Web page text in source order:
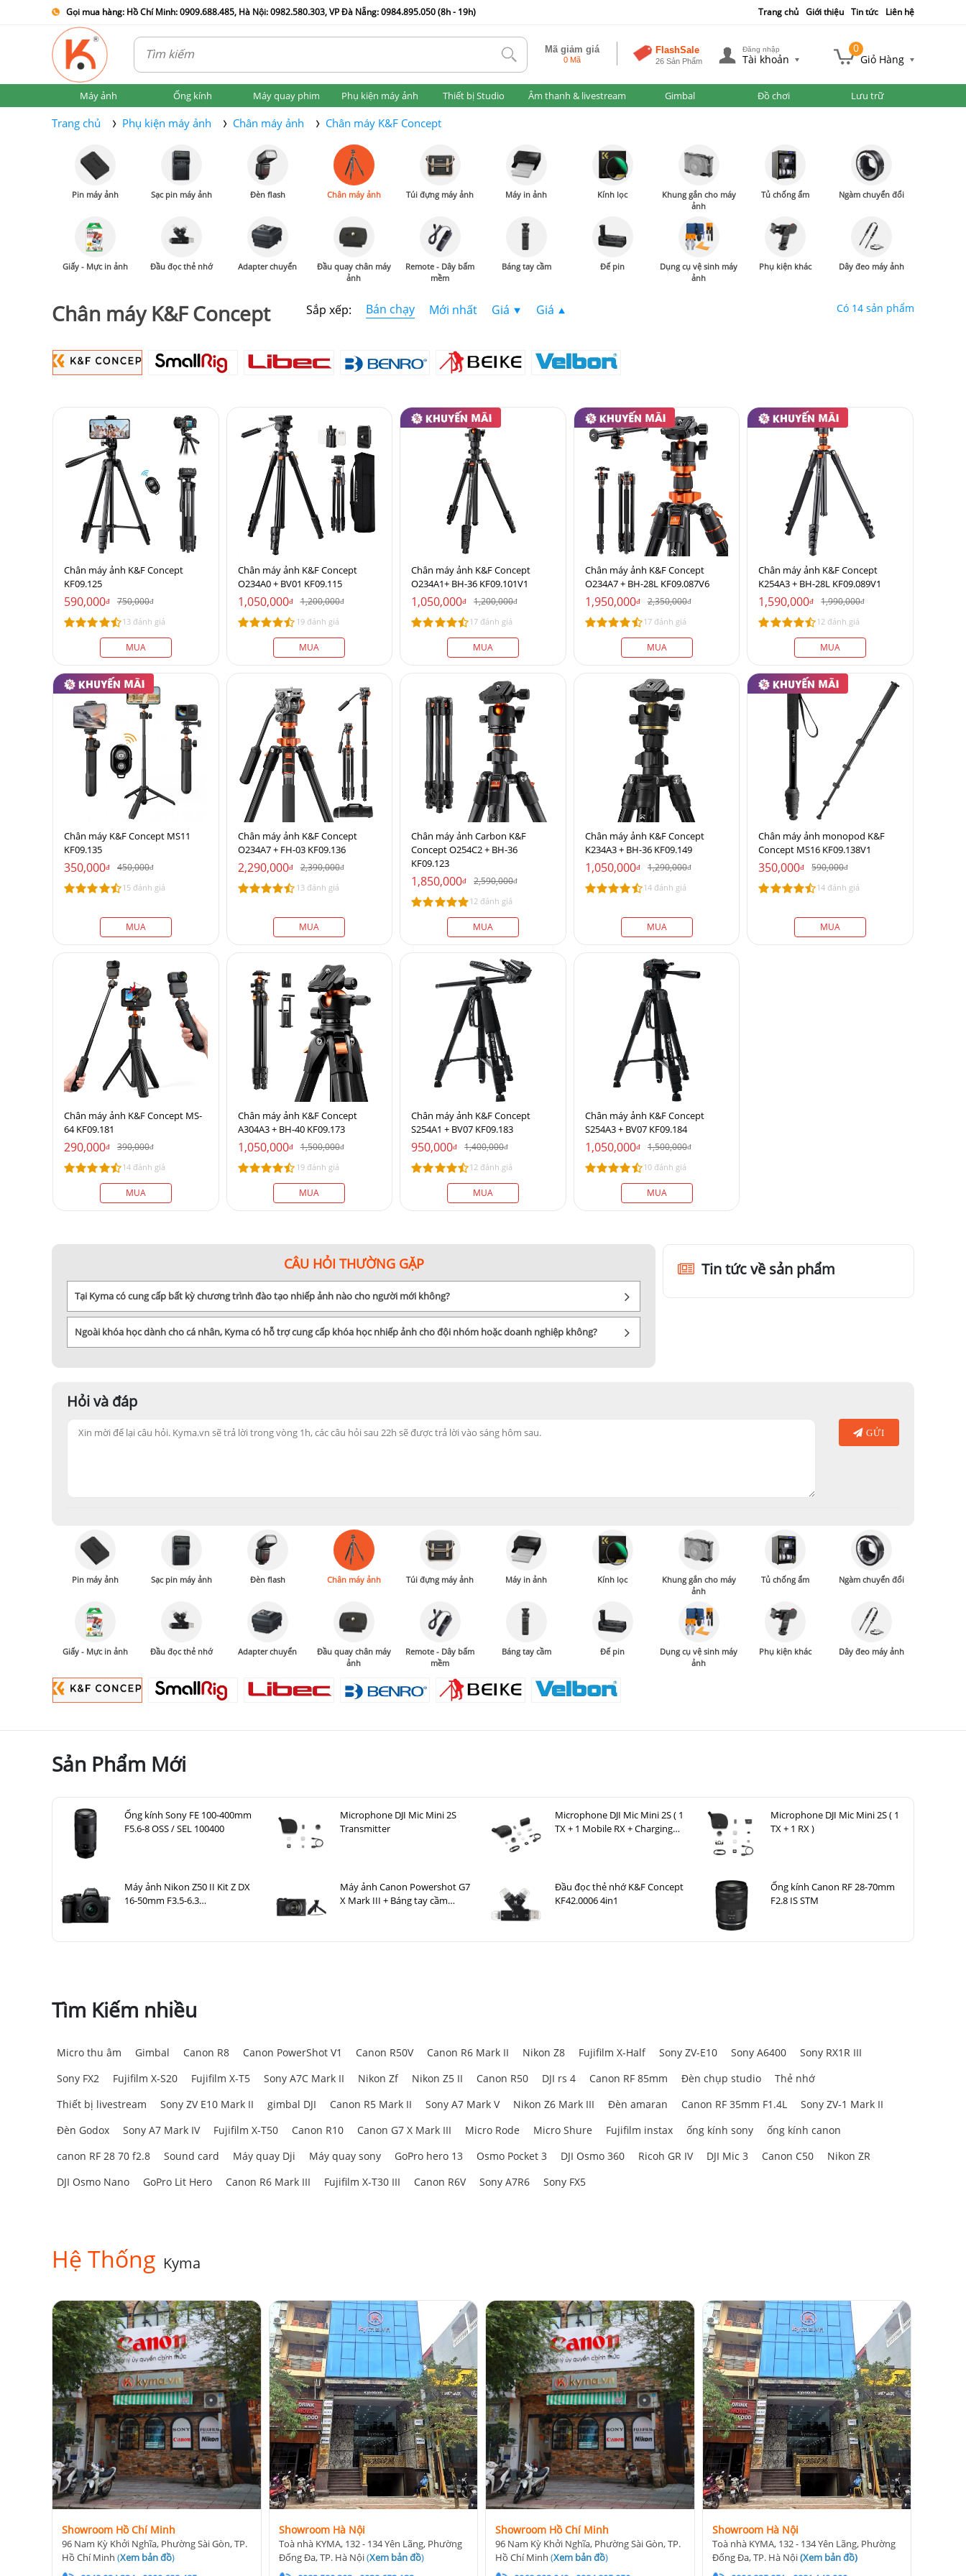
Gọi mua hàng: Hồ Chí Minh: 0909.688.485, Hà Nội: 0982.580.303, VP Đà Nẵng: 0984.895.050 (8h - 19h) Trang chủ Giới thiệu Tin tức Liên hệ
tlk Mã giảm giá
0 Mã
FlashSale
26 Sản Phẩm
Đăng nhập
Tài khoản
0
Giỏ Hàng
Máy ảnh Ống kính Máy quay phim Phụ kiện máy ảnh Thiết bị Studio Âm thanh & livestream Gimbal Đồ chơi Lưu trữ
Trang chủ Phụ kiện máy ảnh Chân máy ảnh Chân máy K&F Concept
Pin máy ảnh Sạc pin máy ảnh Đèn flash Chân máy ảnh Túi đựng máy ảnh Máy in ảnh Kính lọc
Khung gắn cho máy
ảnh
Tủ chống ẩm Ngàm chuyển đổi
Giấy - Mực in ảnh Đầu đọc thẻ nhớ Adapter chuyển
Đầu quay chân máy
ảnh
Remote - Dây bấm
mềm
Báng tay cầm Đế pin
Dụng cụ vệ sinh máy
ảnh
Phụ kiện khác Dây đeo máy ảnh
Chân máy K&F Concept Sắp xếp: Bán chạy Mới nhất Giá Giá Có 14 sản phẩm
Chân máy ảnh K&F Concept
KF09.125
590,000đ 750,000đ
13 đánh giá
MUA
Chân máy ảnh K&F Concept
O234A0 + BV01 KF09.115
1,050,000đ 1,200,000đ
19 đánh giá
MUA
Chân máy ảnh K&F Concept
O234A1+ BH-36 KF09.101V1
1,050,000đ 1,200,000đ
17 đánh giá
MUA
Chân máy ảnh K&F Concept
O234A7 + BH-28L KF09.087V6
1,950,000đ 2,350,000đ
17 đánh giá
MUA
Chân máy ảnh K&F Concept
K254A3 + BH-28L KF09.089V1
1,590,000đ 1,990,000đ
12 đánh giá
MUA
Chân máy K&F Concept MS11
KF09.135
350,000đ 450,000đ
15 đánh giá
MUA
Chân máy ảnh K&F Concept
O234A7 + FH-03 KF09.136
2,290,000đ 2,390,000đ
13 đánh giá
MUA
Chân máy ảnh Carbon K&F
Concept O254C2 + BH-36
KF09.123
1,850,000đ 2,590,000đ
12 đánh giá
MUA
Chân máy ảnh K&F Concept
K234A3 + BH-36 KF09.149
1,050,000đ 1,290,000đ
14 đánh giá
MUA
Chân máy ảnh monopod K&F
Concept MS16 KF09.138V1
350,000đ 590,000đ
14 đánh giá
MUA
Chân máy ảnh K&F Concept MS-
64 KF09.181
290,000đ 390,000đ
14 đánh giá
MUA
Chân máy ảnh K&F Concept
A304A3 + BH-40 KF09.173
1,050,000đ 1,500,000đ
19 đánh giá
MUA
Chân máy ảnh K&F Concept
S254A1 + BV07 KF09.183
950,000đ 1,400,000đ
12 đánh giá
MUA
Chân máy ảnh K&F Concept
S254A3 + BV07 KF09.184
1,050,000đ 1,500,000đ
10 đánh giá
MUA
CÂU HỎI THƯỜNG GẶP
Tại Kyma có cung cấp bất kỳ chương trình đào tạo nhiếp ảnh nào cho người mới không?
Ngoài khóa học dành cho cá nhân, Kyma có hỗ trợ cung cấp khóa học nhiếp ảnh cho đội nhóm hoặc doanh nghiệp không?
Tin tức về sản phẩm
Hỏi và đáp
GỬI
Pin máy ảnh Sạc pin máy ảnh Đèn flash Chân máy ảnh Túi đựng máy ảnh Máy in ảnh Kính lọc
Khung gắn cho máy
ảnh
Tủ chống ẩm Ngàm chuyển đổi
Giấy - Mực in ảnh Đầu đọc thẻ nhớ Adapter chuyển
Đầu quay chân máy
ảnh
Remote - Dây bấm
mềm
Báng tay cầm Đế pin
Dụng cụ vệ sinh máy
ảnh
Phụ kiện khác Dây đeo máy ảnh
Sản Phẩm Mới
Ống kính Sony FE 100-400mm
F5.6-8 OSS / SEL 100400
Microphone DJI Mic Mini 2S
Transmitter
Microphone DJI Mic Mini 2S ( 1
TX + 1 Mobile RX + Charging
Microphone DJI Mic Mini 2S ( 1
TX + 1 RX )
Máy ảnh Nikon Z50 II Kit Z DX
16-50mm F3.5-6.3
Máy ảnh Canon Powershot G7
X Mark III + Báng tay cầm
Đầu đọc thẻ nhớ K&F Concept
KF42.0006 4in1
Ống kính Canon RF 28-70mm
F2.8 IS STM
Tìm Kiếm nhiều
Micro thu âm Gimbal Canon R8 Canon PowerShot V1 Canon R50V Canon R6 Mark II Nikon Z8 Fujifilm X-Half Sony ZV-E10 Sony A6400
Sony RX1R III
Sony FX2
Fujifilm X-S20 Fujifilm X-T5 Sony A7C Mark II Nikon Zf Nikon Z5 II Canon R50 DJI rs 4 Canon RF 85mm Đèn chụp studio
Thẻ nhớ
Thiết bị livestream
Sony ZV E10 Mark II gimbal DJI Canon R5 Mark II Sony A7 Mark V Nikon Z6 Mark III Đèn amaran Canon RF 35mm F1.4L
Sony ZV-1 Mark II
Đèn Godox
Sony A7 Mark IV Fujifilm X-T50 Canon R10 Canon G7 X Mark III Micro Rode Micro Shure Fujifilm instax ống kính sony
ống kính canon
canon RF 28 70 f2.8
Sound card Máy quay Dji Máy quay sony GoPro hero 13 Osmo Pocket 3 DJI Osmo 360 Ricoh GR IV DJI Mic 3 Canon C50
Nikon ZR
DJI Osmo Nano
GoPro Lit Hero Canon R6 Mark III Fujifilm X-T30 III Canon R6V Sony A7R6 Sony FX5
Hệ Thống Kyma
Showroom Hồ Chí Minh
96 Nam Kỳ Khởi Nghĩa, Phường Sài Gòn, TP.
Hồ Chí Minh (Xem bản đồ)
Showroom Hà Nội
Toà nhà KYMA, 132 - 134 Yên Lãng, Phường
Đống Đa, TP. Hà Nội(Xem bản đồ)
Showroom Hồ Chí Minh
96 Nam Kỳ Khởi Nghĩa, Phường Sài Gòn, TP.
Hồ Chí Minh(Xem bản đồ)
Showroom Hà Nội
Toà nhà KYMA, 132 - 134 Yên Lãng, Phường
Đống Đa, TP. Hà Nội(Xem bản đồ)